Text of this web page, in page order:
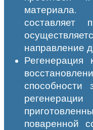
составляет
направление
Регенерация
способности
поваренной